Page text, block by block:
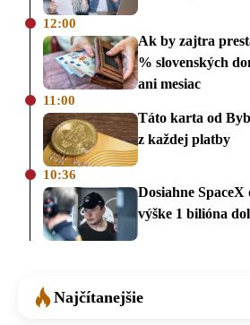
12:00
Ak by zajtra
% slovenských
ani mesiac
11:00
Táto karta od
z každej platby
10:36
Dosiahne
výške 1 bilióna
Najčítanejšie